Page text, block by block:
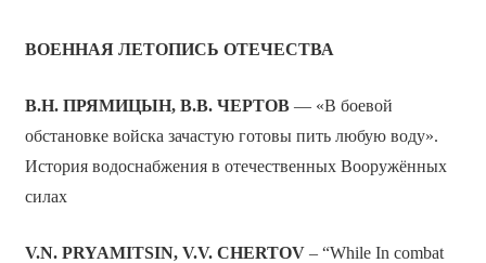
ВОЕННАЯ ЛЕТОПИСЬ ОТЕЧЕСТВА
В.Н. ПРЯМИЦЫН, В.В. ЧЕРТОВ— «В боевой
обстановке войска зачастую готовы пить любую воду».
История водоснабжения в отечественных Вооружённых
силах
V.N. PRYAMITSIN, V.V. CHERTOV– “While In combat